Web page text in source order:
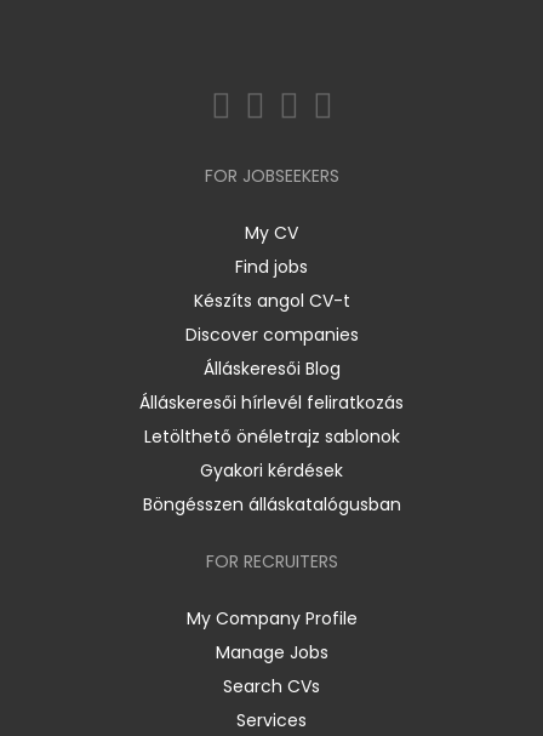
FOR JOBSEEKERS
My CV
Find jobs
Készíts angol CV-t
Discover companies
Álláskeresői Blog
Álláskeresői hírlevél feliratkozás
Letölthető önéletrajz sablonok
Gyakori kérdések
Böngésszen álláskatalógusban
FOR RECRUITERS
My Company Profile
Manage Jobs
Search CVs
Services